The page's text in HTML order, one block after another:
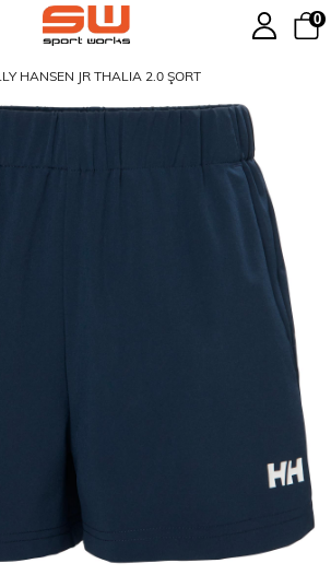
0
HANSEN JR THALIA 2.0 ŞORT